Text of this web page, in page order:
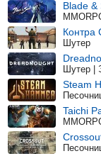
Blade &
Контра
Шутер
Шутер |
Steam
Taichi